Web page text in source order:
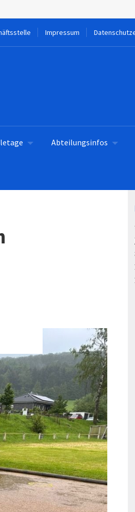
Impressum
Abteilungsinfos